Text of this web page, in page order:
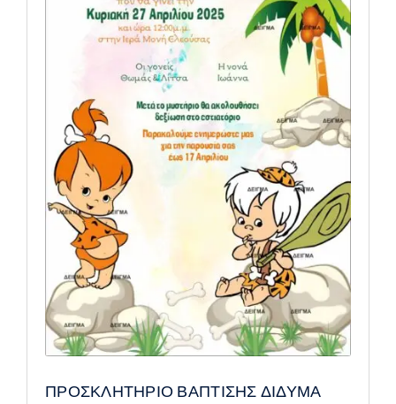
ΠΡΟΣΚΛΗΤΗΡΙΟ ΒΑΠΤΙΣΗΣ ΔΙΔΥΜΑ